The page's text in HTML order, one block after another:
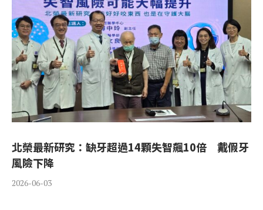
北榮最新研究：缺牙超過14顆失智飆10倍 戴假牙
風險下降
2026-06-03